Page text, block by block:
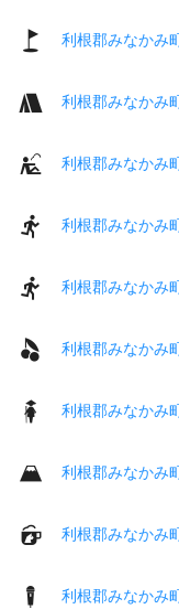
利根郡みなかみ
利根郡みなかみ
利根郡みなかみ
利根郡みなかみ
利根郡みなかみ
利根郡みなかみ
利根郡みなかみ
利根郡みなかみ
利根郡みなかみ
利根郡みなかみ